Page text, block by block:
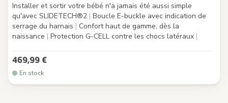
Installer et sortir votre bébé n'a jamais été aussi simple
qu'avec SLIDETECH®2 | Boucle E-buckle avec indication de
serrage du harnais | Confort haut de gamme, dès la
naissance | Protection G-CELL contre les chocs latéraux |
469,99 €
En stock